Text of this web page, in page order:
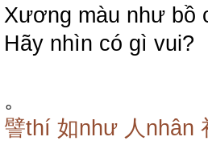
Xương màu như bồ
Hãy nhìn có gì vui?
。
譬thí 如như 人nhân